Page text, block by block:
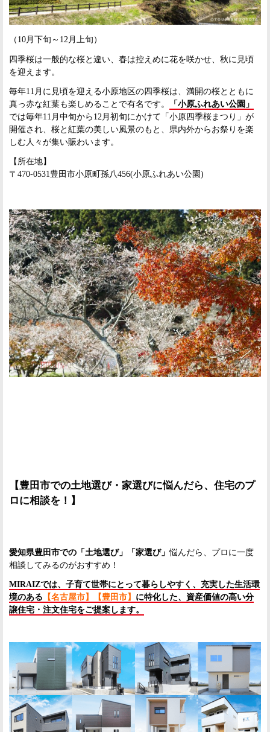
（10月下旬～12月上旬）
四季桜は一般的な桜と違い、春は控えめに花を咲かせ、秋に見頃
を迎えます。
毎年11月に見頃を迎える小原地区の四季桜は、満開の桜とともに
真っ赤な紅葉も楽しめることで有名です。
「小原ふれあい公園」
では毎年11月中旬から12月初旬にかけて「小原四季桜まつり」が
開催され、桜と紅葉の美しい風景のもと、県内外からお祭りを楽
しむ人々が集い賑わいます。
【所在地】
〒470-0531豊田市小原町孫八456(小原ふれあい公園)
【豊田市での土地選び・家選びに悩んだら、住宅のプ
ロに相談を！】
愛知県豊田市での「土地選び」「家選び」悩んだら、プロに一度
相談してみるのがおすすめ！
MIRAIZでは、 子育て世帯にとって暮らしやすく、 充実した生活環
境のある 【名古屋市】【豊田市】 に特化した、資産価値の高い分
譲住宅・注文住宅をご提案します。